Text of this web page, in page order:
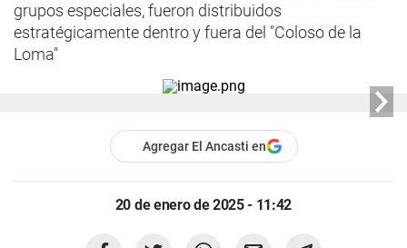
grupos especiales, fueron distribuidos
estratégicamente dentro y fuera del "Coloso de la
Loma"
Agregar El Ancasti en
20 de enero de 2025 - 11:42